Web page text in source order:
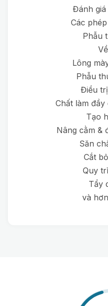
Đánh
Các
Phẫu
Lông
Phẫu
Điều
Chất làm đầy
Tạo
Nâng cằm &
Săn
Cắt
Quy
Tẩy
và